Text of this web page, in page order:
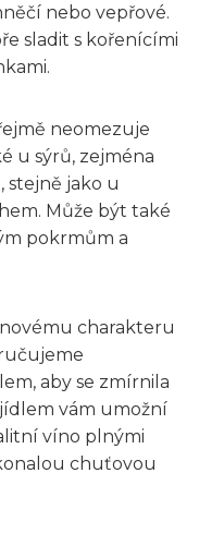
nebo vepřové.
sladit s kořenícími
neomezuje
u sýrů, zejména
jako u
Může být také
pokrmům a
charakteru
aby se zmírnila
vám umožní
víno plnými
chuťovou